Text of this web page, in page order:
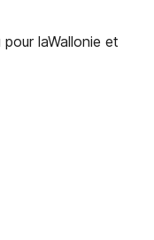
laWallonie et